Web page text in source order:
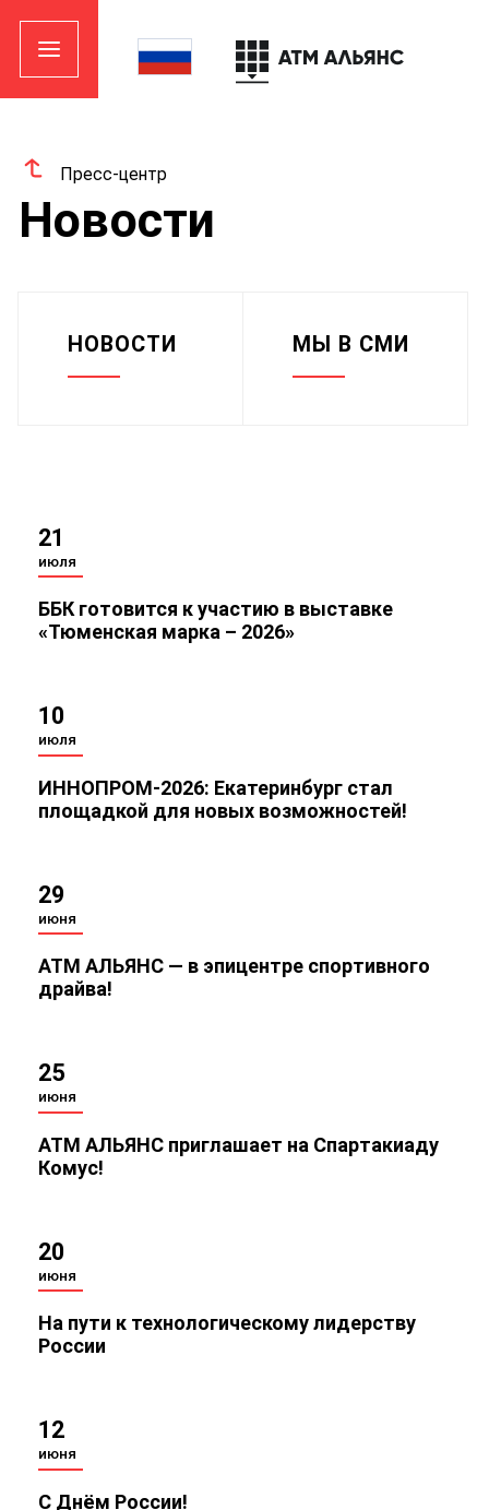
Пресс-центр
Новости
НОВОСТИ МЫ В СМИ
21
июля
ББК готовится к участию в выставке
«Тюменская марка – 2026»
10
июля
ИННОПРОМ‑2026: Екатеринбург стал
площадкой для новых возможностей!
29
июня
АТМ АЛЬЯНС — в эпицентре спортивного
драйва!
25
июня
АТМ АЛЬЯНС приглашает на Спартакиаду
Комус!
20
июня
На пути к технологическому лидерству
России
12
июня
С Днём России!